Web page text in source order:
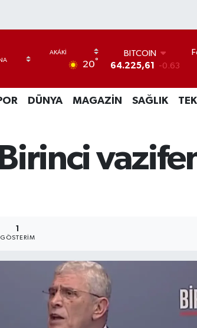
20°
64.225,61
-0.63
DOLAR
EURO
55,0317 -0.02
6574.81 1.44
BİST100
DÜNYA MAGAZİN SAĞLIK
vazifen
GÖSTERIM